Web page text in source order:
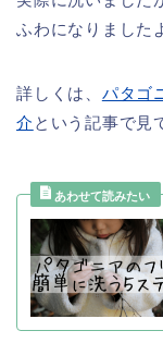
ふわになりました
詳しくは、 パタゴ
介 という記事で見